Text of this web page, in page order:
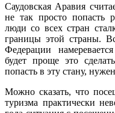
Саудовская Аравия
не так просто попасть
люди со всех стран
границы этой страны.
Федерации
будет проще это
попасть в эту стану,
Можно сказать, что
туризма практически